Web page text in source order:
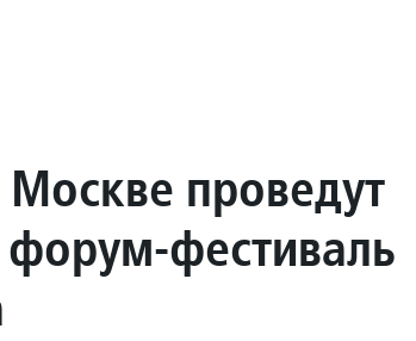
проведут
фестиваль